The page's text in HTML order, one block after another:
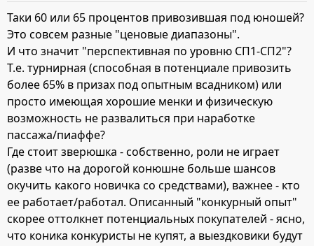
Таки 60 или 65 процентов привозившая под юношей?
Это совсем разные "ценовые диапазоны".
И что значит "перспективная по уровню СП1-СП2"?
Т.е. турнирная (способная в потенциале привозить
более 65% в призах под опытным всадником) или
просто имеющая хорошие менки и физическую
возможность не развалиться при наработке
пассажа/пиаффе?
Где стоит зверюшка - собственно, роли не играет
(разве что на дорогой конюшне больше шансов
окучить какого новичка со средствами), важнее - кто
ее работает/работал. Описанный "конкурный опыт"
скорее оттолкнет потенциальных покупателей - ясно,
что коника конкуристы не купят, а выездковики будут